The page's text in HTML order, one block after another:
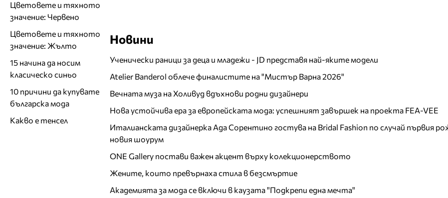
Новини
Ученически раници за деца и младежи - JD представя най-яките модели
Atelier Banderol облече финалистите на "Мистър Варна 2026"
Вечната муза на Холивуд вдъхнови родни дизайнери
Нова устойчива ера за европейската мода: успешният завършек на проекта FEA-VEE
Италианската дизайнерка Ада Сорентино гостува на Bridal Fashion по случай първия
новия шоурум
ONE Gallery постави важен акцент върху колекционерството
Жените, които превърнаха стила в безсмъртие
Академията за мода се включи в каузата "Подкрепи една мечта"
Цветовете и тяхното
значение: Червено
Цветовете и тяхното
значение: Жълто
15 начина да носим
класическо синьо
10 причини да купувате
българска мода
Какво е тенсел